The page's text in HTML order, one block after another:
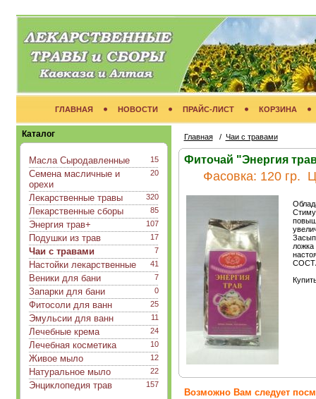
ГЛАВНАЯ НОВОСТИ ПРАЙС-ЛИСТ КОРЗИНА
Каталог
15
Масла Сыродавленные
20
Семена масличные и
орехи
320
Лекарственные травы
85
Лекарственные сборы
107
Энергия трав+
17
Подушки из трав
7
Чаи с травами
41
Настойки лекарственные
7
Веники для бани
0
Запарки для бани
25
Фитосоли для ванн
11
Эмульсии для ванн
24
Лечебные крема
10
Лечебная косметика
12
Живое мыло
22
Натуральное мыло
157
Энциклопедия трав
Главная/ Чаи с травами
Фиточай "Энергия
Фасовка: 120 гр.
ложка
Возможно Вам следует